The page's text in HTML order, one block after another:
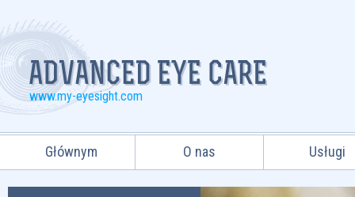
www.my-eyesight.com
Głównym O nas Usługi